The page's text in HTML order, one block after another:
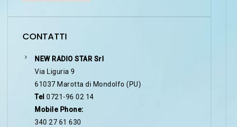
CONTATTI
NEW RADIO STAR Srl
Via Liguria 9
61037 Marotta di Mondolfo (PU)
Tel 0721-96 02 14
Mobile Phone:
340 27 61 630